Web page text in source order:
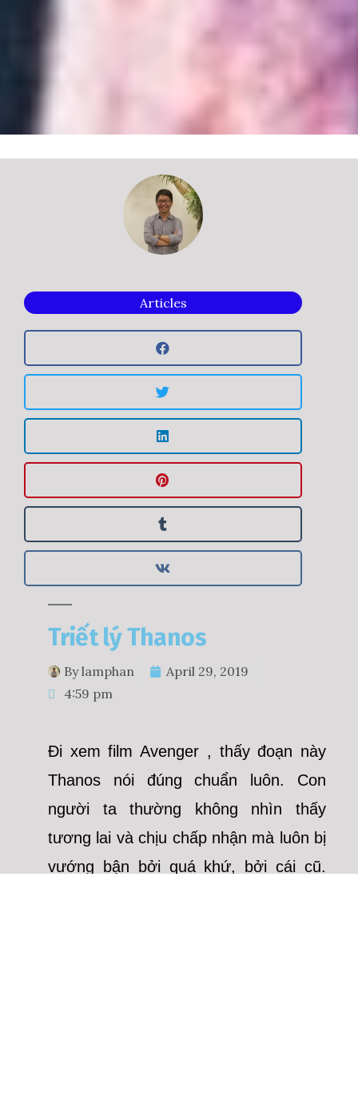
Articles
Triết lý Thanos
Bylamphan
April 29, 2019
4:59 pm
Đi xem film Avenger , thấy đoạn này
Thanos nói đúng chuẩn luôn. Con
người ta thường không nhìn thấy
tương lai và chịu chấp nhận mà luôn bị
vướng bận bởi quá khứ, bởi cái cũ.